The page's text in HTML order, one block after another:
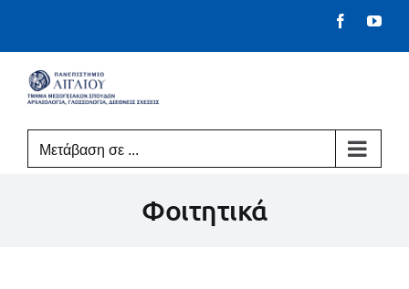
Facebook
Μετάβαση σε ...
Φοιτητικά